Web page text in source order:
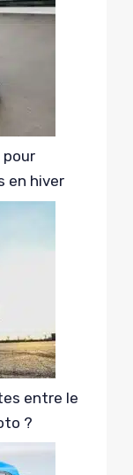
pour
en hiver
entre le
?